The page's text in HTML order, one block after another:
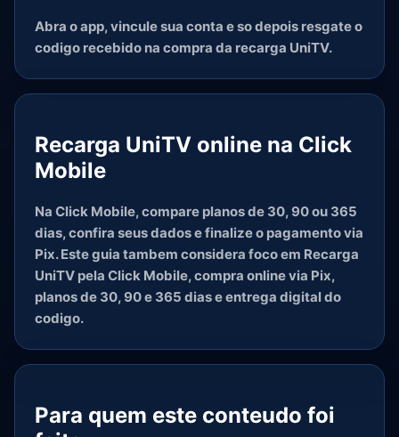
Abra o app, vincule sua conta e so depois resgate o
codigo recebido na compra da recarga UniTV.
Recarga UniTV online na Click
Mobile
Na Click Mobile, compare planos de 30, 90 ou 365
dias, confira seus dados e finalize o pagamento via
Pix. Este guia tambem considera foco em Recarga
UniTV pela Click Mobile, compra online via Pix,
planos de 30, 90 e 365 dias e entrega digital do
codigo.
Para quem este conteudo foi